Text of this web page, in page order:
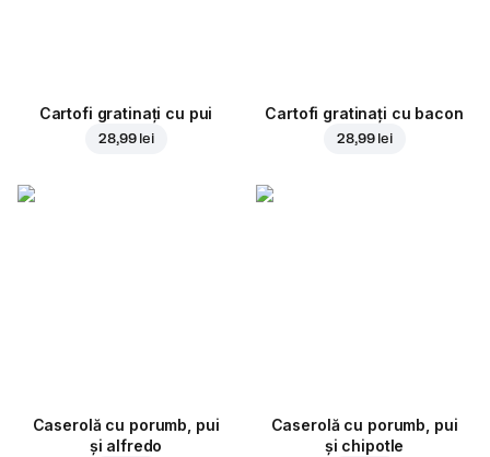
Cartofi gratinați cu pui
28,99 lei
Cartofi gratinați cu bacon
28,99 lei
Caserolă cu porumb, pui
și alfredo
Caserolă cu porumb, pui
și chipotle